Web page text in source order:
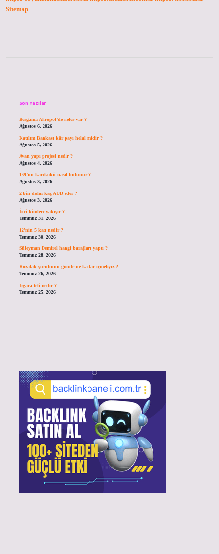
Sitemap
Son Yazılar
Bergama Akropol’de neler var ?
Ağustos 6, 2026
Katılım Bankası kâr payı helal midir ?
Ağustos 5, 2026
Avan yapı projesi nedir ?
Ağustos 4, 2026
169’un karekökü nasıl bulunur ?
Ağustos 3, 2026
2 bin dolar kaç AUD eder ?
Ağustos 3, 2026
İnci kimlere yakışır ?
Temmuz 31, 2026
12’nin 5 katı nedir ?
Temmuz 30, 2026
Süleyman Demirel hangi barajları yaptı ?
Temmuz 28, 2026
Kozalak şurubunu günde ne kadar içmeliyiz ?
Temmuz 26, 2026
Izgara teli nedir ?
Temmuz 25, 2026